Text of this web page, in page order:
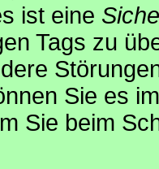
ist eine
Tags zu
Sie es
Sie beim